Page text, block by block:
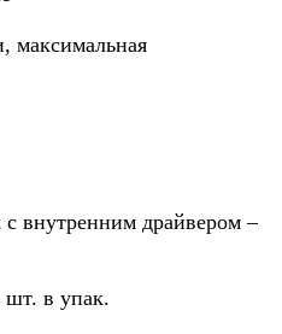
максимальная
внутренним драйвером –
шт. в упак.